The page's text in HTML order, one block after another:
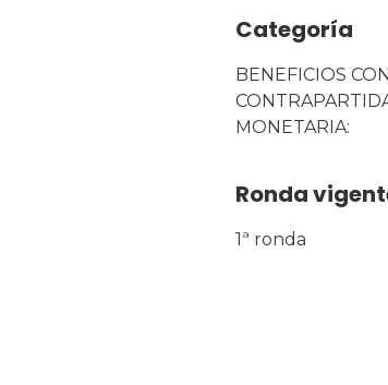
Categoría
BENEFICIOS CON
MONETARIA
Ronda
1ª ronda